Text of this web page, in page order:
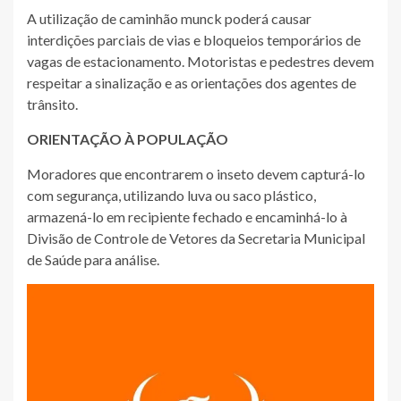
A utilização de caminhão munck poderá causar
interdições parciais de vias e bloqueios temporários de
vagas de estacionamento. Motoristas e pedestres devem
respeitar a sinalização e as orientações dos agentes de
trânsito.
ORIENTAÇÃO À POPULAÇÃO
Moradores que encontrarem o inseto devem capturá-lo
com segurança, utilizando luva ou saco plástico,
armazená-lo em recipiente fechado e encaminhá-lo à
Divisão de Controle de Vetores da Secretaria Municipal
de Saúde para análise.